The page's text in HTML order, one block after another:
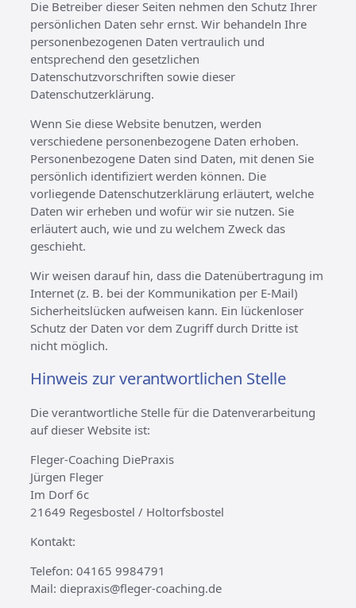
Die Betreiber dieser Seiten nehmen den Schutz Ihrer
persönlichen Daten sehr ernst. Wir behandeln Ihre
personenbezogenen Daten vertraulich und
entsprechend den gesetzlichen
Datenschutzvorschriften sowie dieser
Datenschutzerklärung.
Wenn Sie diese Website benutzen, werden
verschiedene personenbezogene Daten erhoben.
Personenbezogene Daten sind Daten, mit denen Sie
persönlich identifiziert werden können. Die
vorliegende Datenschutzerklärung erläutert, welche
Daten wir erheben und wofür wir sie nutzen. Sie
erläutert auch, wie und zu welchem Zweck das
geschieht.
Wir weisen darauf hin, dass die Datenübertragung im
Internet (z. B. bei der Kommunikation per E-Mail)
Sicherheitslücken aufweisen kann. Ein lückenloser
Schutz der Daten vor dem Zugriff durch Dritte ist
nicht möglich.
Hinweis zur verantwortlichen Stelle
Die verantwortliche Stelle für die Datenverarbeitung
auf dieser Website ist:
Fleger-Coaching DiePraxis
Jürgen Fleger
Im Dorf 6c
21649 Regesbostel / Holtorfsbostel
Kontakt:
Telefon: 04165 9984791
Mail: diepraxis@fleger-coaching.de